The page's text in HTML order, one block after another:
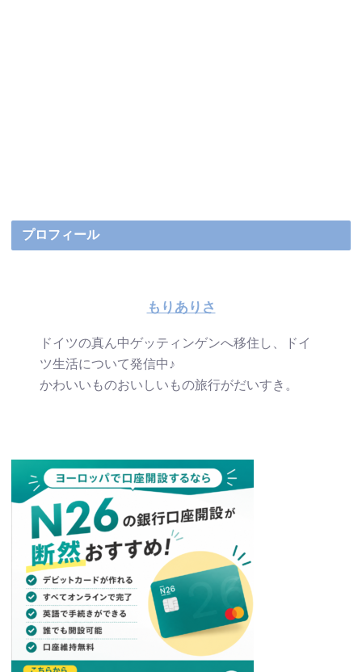
プロフィール
もりありさ
ドイツの真ん中ゲッティンゲンへ移住し、ドイ
ツ生活について発信中♪
かわいいものおいしいもの旅行がだいすき。